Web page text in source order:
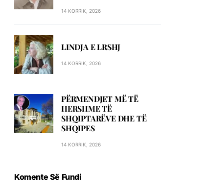
14 KORRIK, 2026
LINDJA E LRSHJ
14 KORRIK, 2026
PËRMENDJET MË TË
HERSHME TË
SHQIPTARËVE DHE TË
SHQIPES
14 KORRIK, 2026
Komente Së Fundi